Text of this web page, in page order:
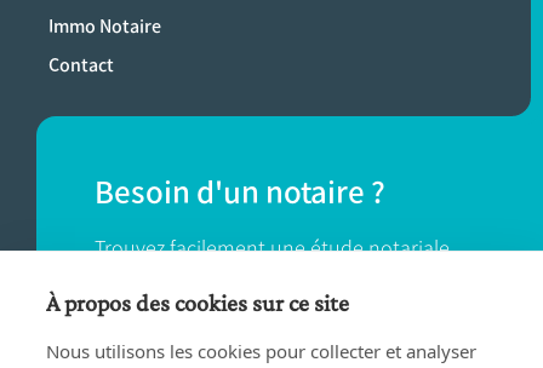
Immo Notaire
Contact
Besoin d'un notaire ?
Trouvez facilement une étude notariale
près de chez vous.
TROUVER UN NOTAIRE
À propos des cookies sur ce site
Nous utilisons les cookies pour collecter et analyser